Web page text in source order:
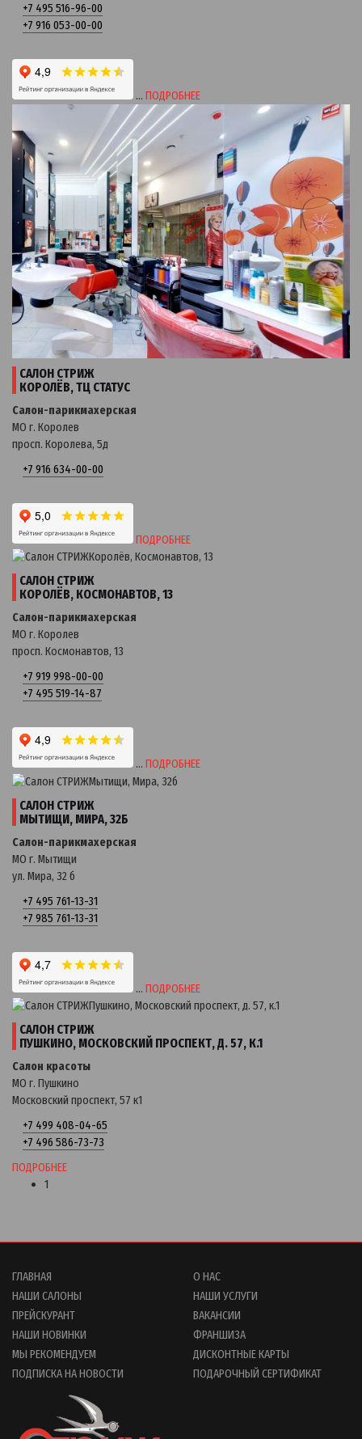
+7 495 516-96-00
+7 916 053-00-00
… ПОДРОБНЕЕ
САЛОН СТРИЖ
КОРОЛЁВ, ТЦ СТАТУС
Салон-парикмахерская
МО г. Королев
просп. Королева, 5д
+7 916 634-00-00
ПОДРОБНЕЕ
САЛОН СТРИЖ
КОРОЛЁВ, КОСМОНАВТОВ, 13
Салон-парикмахерская
МО г. Королев
просп. Космонавтов, 13
+7 919 998-00-00
+7 495 519-14-87
… ПОДРОБНЕЕ
САЛОН СТРИЖ
МЫТИЩИ, МИРА, 32Б
Салон-парикмахерская
МО г. Мытищи
ул. Мира, 32 б
+7 495 761-13-31
+7 985 761-13-31
… ПОДРОБНЕЕ
САЛОН СТРИЖ
ПУШКИНО, МОСКОВСКИЙ ПРОСПЕКТ, Д. 57, К.1
Салон красоты
МО г. Пушкино
Московский проспект, 57 к1
+7 499 408-04-65
+7 496 586-73-73
ПОДРОБНЕЕ
1
ГЛАВНАЯ
НАШИ САЛОНЫ
ПРЕЙСКУРАНТ
НАШИ НОВИНКИ
МЫ РЕКОМЕНДУЕМ
ПОДПИСКА НА НОВОСТИ
О НАС
НАШИ УСЛУГИ
ВАКАНСИИ
ФРАНШИЗА
ДИСКОНТНЫЕ КАРТЫ
ПОДАРОЧНЫЙ СЕРТИФИКАТ